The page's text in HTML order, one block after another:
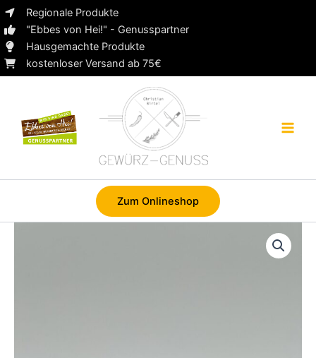
Zum
Inhalt
springen
Regionale Produkte
"Ebbes von Hei!" - Genusspartner
Hausgemachte Produkte
kostenloser Versand ab 75€
Zum Onlineshop